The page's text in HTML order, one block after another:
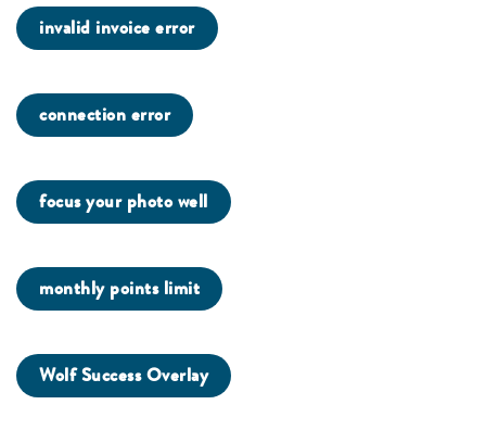
invalid invoice error
connection error
focus your photo well
monthly points limit
Wolf Success Overlay